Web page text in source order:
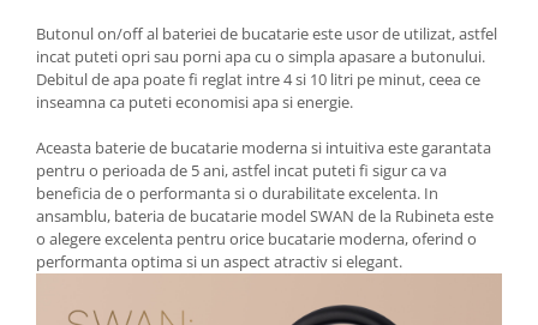
Butonul on/off al bateriei de bucatarie este usor de utilizat, astfel
incat puteti opri sau porni apa cu o simpla apasare a butonului.
Debitul de apa poate fi reglat intre 4 si 10 litri pe minut, ceea ce
inseamna ca puteti economisi apa si energie.
Aceasta baterie de bucatarie moderna si intuitiva este garantata
pentru o perioada de 5 ani, astfel incat puteti fi sigur ca va
beneficia de o performanta si o durabilitate excelenta. In
ansamblu, bateria de bucatarie model SWAN de la Rubineta este
o alegere excelenta pentru orice bucatarie moderna, oferind o
performanta optima si un aspect atractiv si elegant.